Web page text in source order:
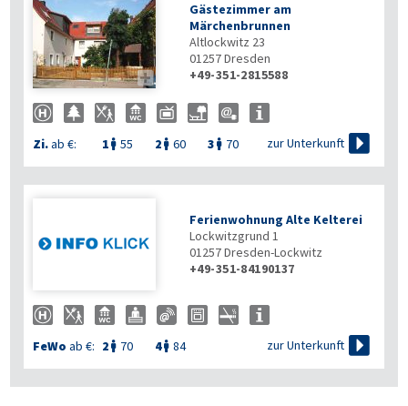

Gästezimmer am
Märchenbrunnen
Altlockwitz 23
01257Dresden
+49-351-2815588
Zi.ab €: 1  55 2  60 3  70 zur Unterkunft 
Ferienwohnung Alte Kelterei
Lockwitzgrund 1
01257Dresden-Lockwitz
+49-351-84190137
FeWo ab €: 2  70 4 84 zur Unterkunft 